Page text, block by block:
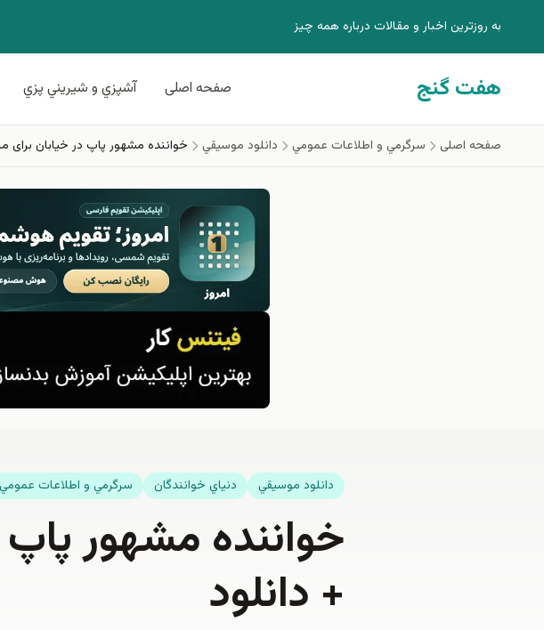
به روزترين اخبار و مقالات درباره همه چيز
هفت گنج صفحه اصلی آشپزي و شيريني پزي
صفحه اصلی سرگرمي و اطلاعات عمومي دانلود موسيقي خواننده مشهور پاپ در خیابان براى
دانلود موسيقي دنياي خوانندگان سرگرمي و اطلاعات عمومي
خواننده مشهور پاپ
+ دانلود